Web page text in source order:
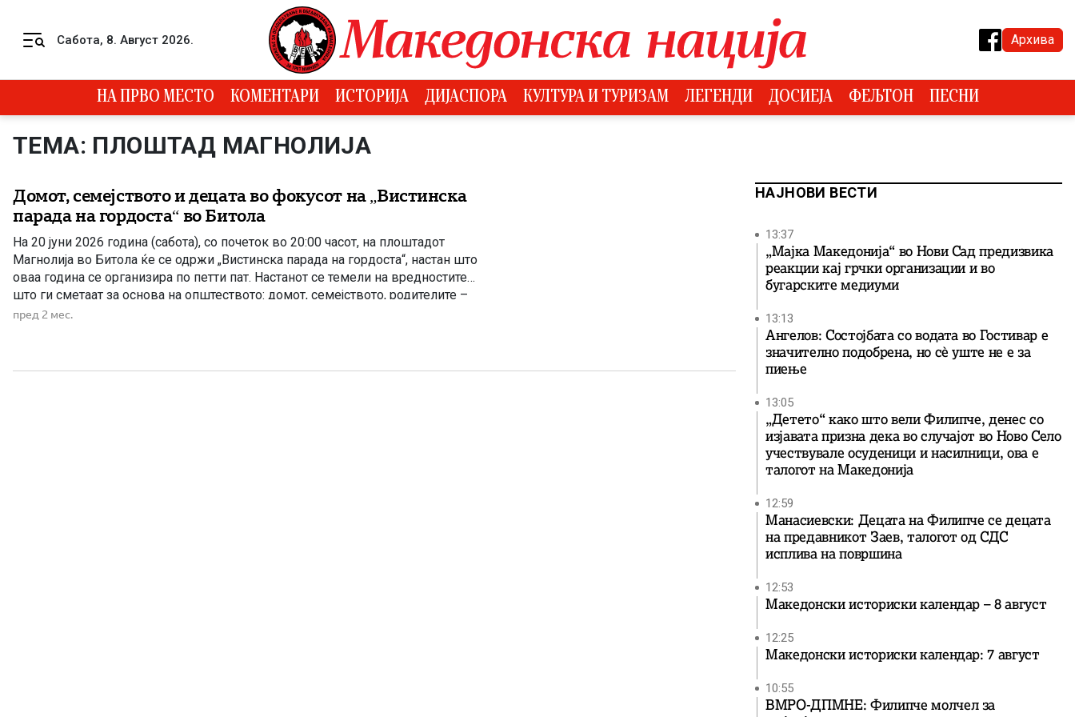
Сабота, 8. Август 2026. Архива
НА ПРВО МЕСТО КОМЕНТАРИ ИСТОРИЈА ДИЈАСПОРА КУЛТУРА И ТУРИЗАМ ЛЕГЕНДИ ДОСИЕЈА ФЕЉТОН ПЕСНИ
ТЕМА: ПЛОШТАД МАГНОЛИЈА
Домот, семејството и децата во фокусот на „Вистинска
парада на гордоста“ во Битола
На 20 јуни 2026 година (сабота), со почеток во 20:00 часот, на плоштадот
Магнолија во Битола ќе се одржи „Вистинска парада на гордоста“, настан што
оваа година се организира по петти пат. Настанот се темели на вредностите
што ги сметаат за основа на општеството: домот, семејството, родителите –
мајка и татко, како и децата. Овие […]
пред 2 мес.
НАЈНОВИ ВЕСТИ
13:37
„Мајка Македонија“ во Нови Сад предизвика
реакции кај грчки организации и во
бугарските медиуми
13:13
Ангелов: Состојбата со водата во Гостивар е
значително подобрена, но сè уште не е за
пиење
13:05
„Детето“ како што вели Филипче, денес со
изјавата призна дека во случајот во Ново Село
учествувале осуденици и насилници, ова е
талогот на Македонија
12:59
Манасиевски: Децата на Филипче се децата
на предавникот Заев, талогот од СДС
исплива на површина
12:53
Македонски историски календар – 8 август
12:25
Македонски историски календар: 7 август
10:55
ВМРО-ДПМНЕ: Филипче молчел за